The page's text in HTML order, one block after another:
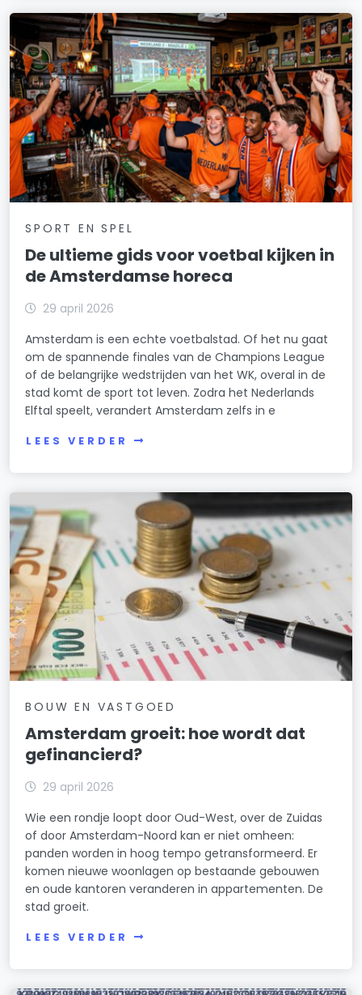
SPORT EN SPEL
De ultieme gids voor voetbal kijken in
de Amsterdamse horeca
29 april 2026
Amsterdam is een echte voetbalstad. Of het nu gaat
om de spannende finales van de Champions League
of de belangrijke wedstrijden van het WK, overal in de
stad komt de sport tot leven. Zodra het Nederlands
Elftal speelt, verandert Amsterdam zelfs in e
LEES VERDER
BOUW EN VASTGOED
Amsterdam groeit: hoe wordt dat
gefinancierd?
29 april 2026
Wie een rondje loopt door Oud-West, over de Zuidas
of door Amsterdam-Noord kan er niet omheen:
panden worden in hoog tempo getransformeerd. Er
komen nieuwe woonlagen op bestaande gebouwen
en oude kantoren veranderen in appartementen. De
stad groeit.
LEES VERDER